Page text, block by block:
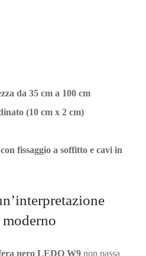
da 35 cm a 100 cm
(10 cm x 2 cm)
fissaggio a soffitto e cavi in
nero LEDO W9 non passa